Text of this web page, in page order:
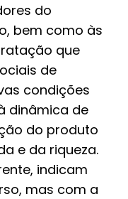
do
bem como às
que
de
condições
dinâmica de
do produto
e da riqueza.
indicam
mas com a